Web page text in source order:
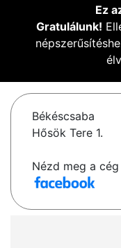
Ez
Gratulálunk!
Békéscsaba
Hősök Tere 1.
Nézd meg a